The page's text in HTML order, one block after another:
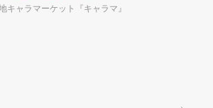
キャラマーケット『キャラマ』